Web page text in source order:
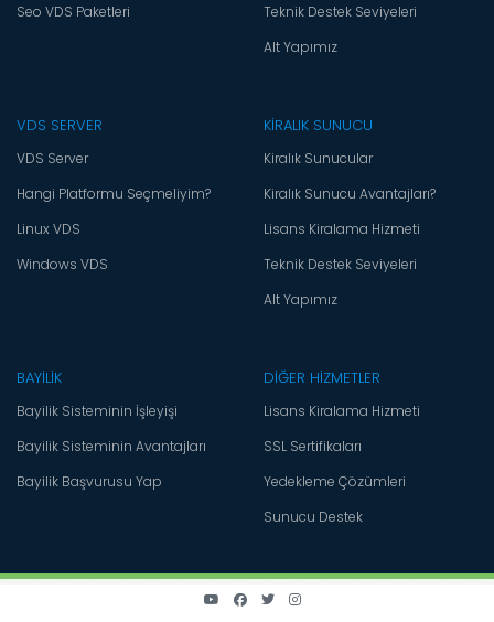
Seo VDS Paketleri
Teknik Destek Seviyeleri
Alt Yapımız
VDS SERVER
VDS Server
Hangi Platformu Seçmeliyim?
Linux VDS
Windows VDS
KİRALIK SUNUCU
Kiralık Sunucular
Kiralık Sunucu Avantajları?
Lisans Kiralama Hizmeti
Teknik Destek Seviyeleri
Alt Yapımız
BAYİLİK
Bayilik Sisteminin İşleyişi
Bayilik Sisteminin Avantajları
Bayilik Başvurusu Yap
DİĞER HİZMETLER
Lisans Kiralama Hizmeti
SSL Sertifikaları
Yedekleme Çözümleri
Sunucu Destek